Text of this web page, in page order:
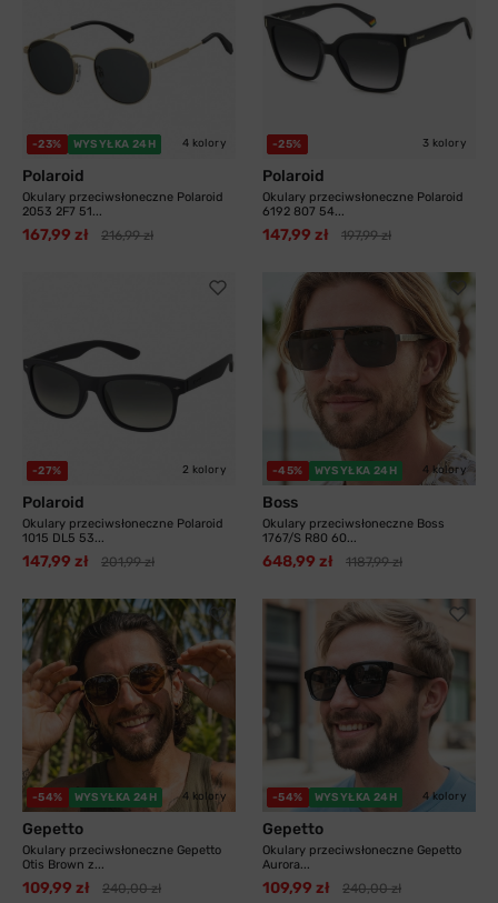
-23% WYSYŁKA 24H 4 kolory
Polaroid
Okulary przeciwsłoneczne Polaroid
2053 2F7 51...
167,99 zł 216,99 zł
-25% 3 kolory
Polaroid
Okulary przeciwsłoneczne Polaroid
6192 807 54...
147,99 zł 197,99 zł
-27% 2 kolory
Polaroid
Okulary przeciwsłoneczne Polaroid
1015 DL5 53...
147,99 zł 201,99 zł
-45% WYSYŁKA 24H 4 kolory
Boss
Okulary przeciwsłoneczne Boss
1767/S R80 60...
648,99 zł 1187,99 zł
-54% WYSYŁKA 24H 4 kolory
Gepetto
Okulary przeciwsłoneczne Gepetto
Otis Brown z...
109,99 zł 240,00 zł
-54% WYSYŁKA 24H 4 kolory
Gepetto
Okulary przeciwsłoneczne Gepetto
Aurora...
109,99 zł 240,00 zł